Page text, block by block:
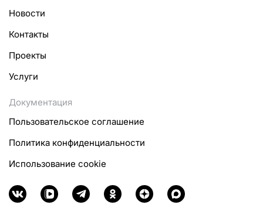
Новости
Контакты
Проекты
Услуги
Документация
Пользовательское соглашение
Политика конфиденциальности
Использование cookie